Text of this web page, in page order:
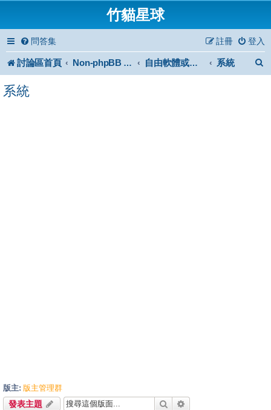
竹貓星球
問答集 登入
註冊
討論區首頁 Non-phpBB specific 自由軟體或免費軟體 系統
系統
版主: 版主管理群
發表主題 搜尋